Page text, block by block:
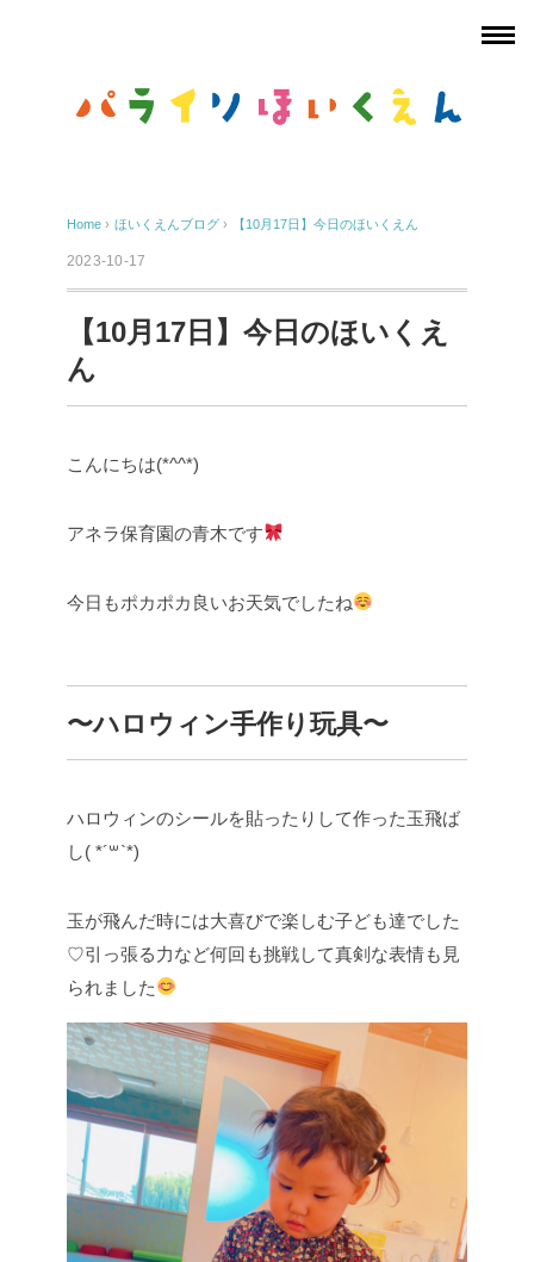
Home › ほいくえんブログ › 【10月17日】今日のほいくえん
2023-10-17
【10月17日】今日のほいくえ
ん
こんにちは(*^^*)
アネラ保育園の青木です
今日もポカポカ良いお天気でしたね
〜ハロウィン手作り玩具〜
ハロウィンのシールを貼ったりして作った玉飛ば
し( *´꒳`*)
玉が飛んだ時には大喜びで楽しむ子ども達でした
♡引っ張る力など何回も挑戦して真剣な表情も見
られました